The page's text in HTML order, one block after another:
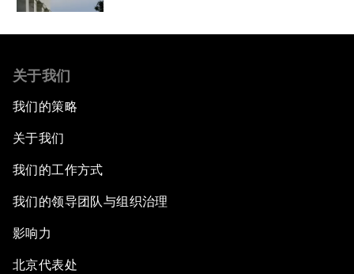
关于我们
我们的策略
关于我们
我们的工作方式
我们的领导团队与组织治理
影响力
北京代表处